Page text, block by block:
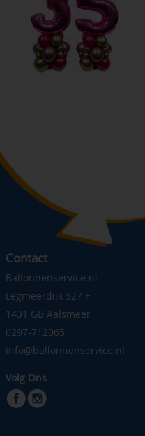
Contact
Ballonnenservice.nl
Legmeerdijk 327 F
1431 GB Aalsmeer
0297-712065
info@ballonnenservice.nl
Volg Ons